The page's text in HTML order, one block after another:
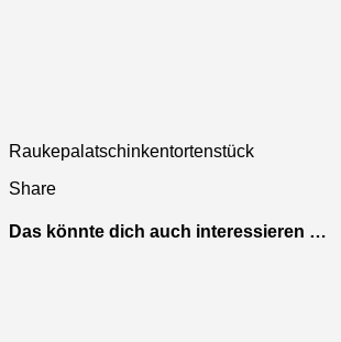
Raukepalatschinkentortenstück
Share
Das könnte dich auch interessieren …